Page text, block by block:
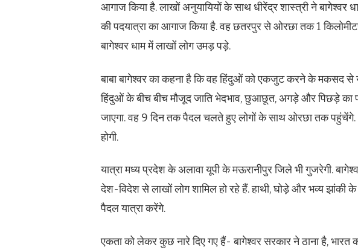
आगाज किया है. लाखों अनुयायियों के साथ धीरेंद्र शास्त्री ने बागेश्वर
की पदयात्रा का आगाज किया है. वह छतरपुर से ओरछा तक 1
बागेश्वर धाम में लाखों लोग उमड़ पड़े.
बाबा बागेश्वर का कहना है कि वह हिंदुओं को एकजुट करने के मकसद से
हिंदुओं के बीच बीच मौजूद जाति भेदभाव, छुआछूत, अगड़े और पिछड़े का
जाएगा. वह 9 दिन तक पैदल चलते हुए लोगों के साथ ओरछा तक पहुंचेंगे.
होगी.
यात्रा मध्य प्रदेश के अलावा यूपी के मऊरानीपुर जिले भी गुजरेगी.
देश-विदेश से लाखों लोग शामिल हो रहे हैं. हाथी, घोड़े और भव्य झांकी
पैदल यात्रा करेंगे.
एकता को लेकर कुछ नारे दिए गए हैं- बागेश्वर सरकार ने ठाना है,